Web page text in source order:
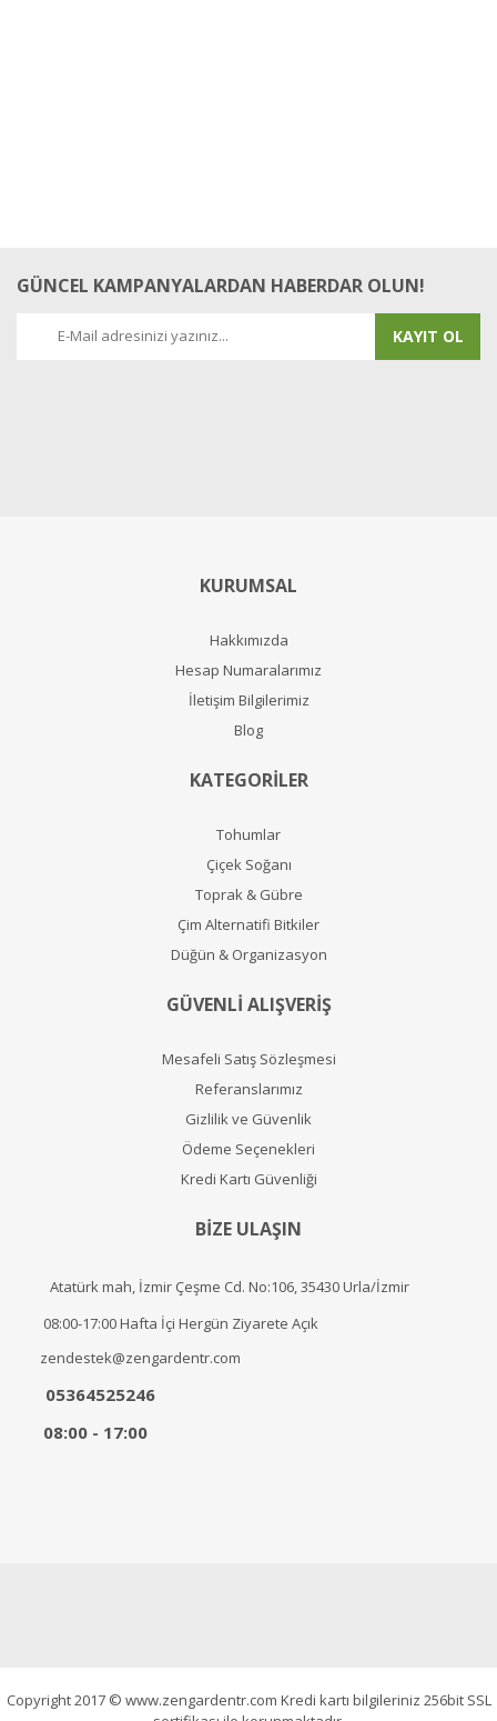
GÜNCEL KAMPANYALARDAN HABERDAR OLUN!
KAYIT OL
KURUMSAL
Hakkımızda
Hesap Numaralarımız
İletişim Bilgilerimiz
Blog
KATEGORİLER
Tohumlar
Çiçek Soğanı
Toprak & Gübre
Çim Alternatifi Bitkiler
Düğün & Organizasyon
GÜVENLİ ALIŞVERİŞ
Mesafeli Satış Sözleşmesi
Referanslarımız
Gizlilik ve Güvenlik
Ödeme Seçenekleri
Kredi Kartı Güvenliği
BİZE ULAŞIN
Atatürk mah, İzmir Çeşme Cd. No:106, 35430 Urla/İzmir
08:00-17:00 Hafta İçi Hergün Ziyarete Açık
zendestek@zengardentr.com
05364525246
08:00 - 17:00
Copyright 2017 © www.zengardentr.com Kredi kartı bilgileriniz 256bit SSL